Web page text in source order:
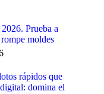
Prueba a
moldes
rápidos que
domina el